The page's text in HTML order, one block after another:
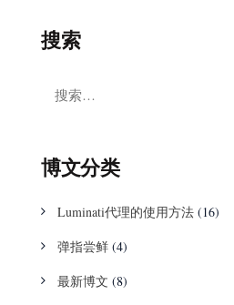
搜索
博文分类
Luminati代理的使用方法 (16)
弹指尝鲜 (4)
最新博文 (8)